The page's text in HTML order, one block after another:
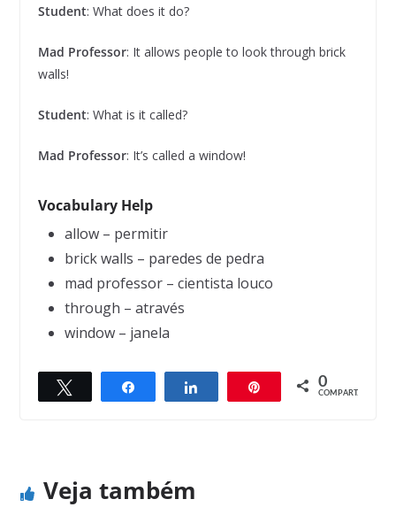
Student: What does it do?
Mad Professor: It allows people to look through brick
walls!
Student: What is it called?
Mad Professor: It’s called a window!
Vocabulary Help
allow – permitir
brick walls – paredes de pedra
mad professor – cientista louco
through – através
window – janela
Compartilhar Compartilhar 0
COMPART.
← Previous
Next →
Veja também